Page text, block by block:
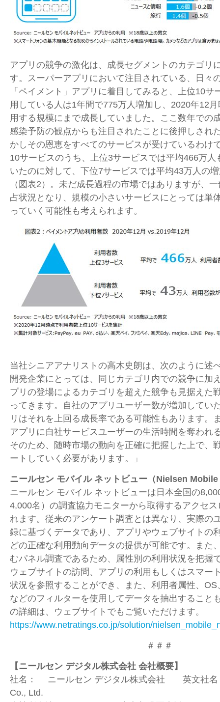
アプリの競争の激化は、成長セグメントのカテゴリ
す。スーパーアプリにおいて注目されている、日々
「ペイメント」アプリに着目してみると、上位10サ
用している人は1年間で775万人増加し、 2020年12
用する規模にまで成長していました。ここ数年での
感染予防の観点からも注目されたことに後押しされ
かしその恩恵をすべてのサービスが受けているわけ
10サービスのうち、上位3サービスでは平均466万人
いたのに対して、下位7サービスでは平均43万人の
（図表2）。未だ成長過程の市場ではありますが、
占状況となり、規模の小さいサービスにとっては単
っていく可能性も考えられます。
当社シニアアナリストの高木史朗は、次のように述
開発企業にとっては、同じカテゴリ内での競争に加
プリの登場によるカテゴリを超えた競争も見据えた
ってきます。自社のアプリユーザー数が増加してい
リはそれを上回る成長率である可能性もあります。
アプリに自社サービスユーザーの生活時間を奪われ
そのため、随時市場の動向を正確に把握した上で、
ートしていく必要があります。」
ニールセン モバイル ネットビュー（Nielsen
ニールセン モバイル ネットビューは日本全国の
4,000名）の調査協力モニターから取得するアクセ
れます。従来のアンケート調査とは異なり、実際の
録に基づくデータであり、アプリやウェブサイトの
どの正確な利用動向データの提供が可能です。また
むパネル調査であるため、属性別の利用状況を把握
ウェブサイトの訪問、アプリの利用もしくはスマー
状況を参照することができ、また、利用者属性、 OS
などのフィルターを使用してデータを抽出すること
の詳細は、ウェブサイトでもご覧いただけます。
https://www.netratings.co.jp/solution/
＃＃＃
【ニールセン デジタル株式会社 会社概要】
社名： ニールセン デジタル株式会社 英文社名
Co., Ltd.